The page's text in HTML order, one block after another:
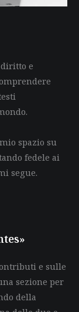
e
spazio su
fedele ai
segue.
e sulle
sezione per
della